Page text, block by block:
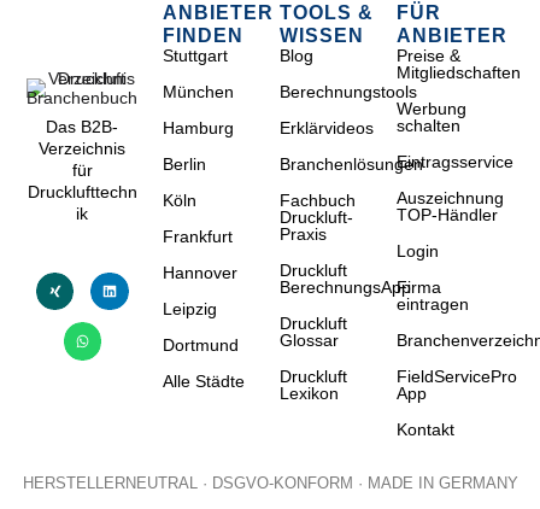
Das B2B-
Verzeichnis
für
Drucklufttechn
ik
ANBIETER
FINDEN
Stuttgart
München
Hamburg
Berlin
Köln
Frankfurt
Hannover
Leipzig
Dortmund
Alle Städte
TOOLS &
WISSEN
Blog
Berechnungstools
Erklärvideos
Branchenlösungen
Fachbuch
Druckluft-
Praxis
Druckluft
BerechnungsApp
Druckluft
Glossar
Druckluft
Lexikon
FÜR
ANBIETER
Preise &
Mitgliedschaften
Werbung
schalten
Eintragsservice
Auszeichnung
TOP-Händler
Login
Firma
eintragen
FieldServicePro
App
Kontakt
HERSTELLERNEUTRAL · DSGVO-KONFORM · MADE IN GERMANY